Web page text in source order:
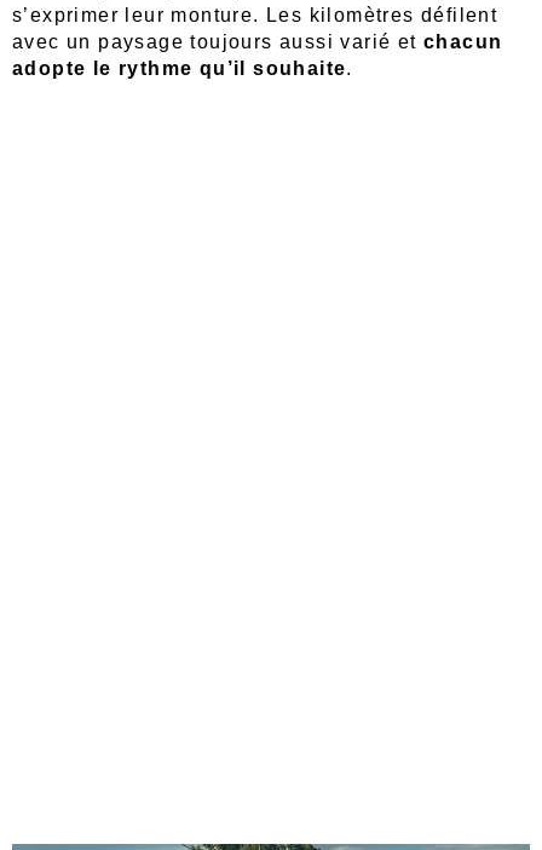
s’exprimer leur monture. Les kilomètres défilent
avec un paysage toujours aussi varié et chacun
adopte le rythme qu’il souhaite.